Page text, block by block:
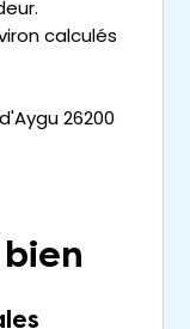
calculés
26200